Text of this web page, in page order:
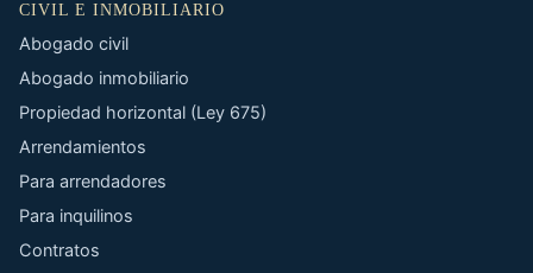
CIVIL E INMOBILIARIO
Abogado civil
Abogado inmobiliario
Propiedad horizontal (Ley 675)
Arrendamientos
Para arrendadores
Para inquilinos
Contratos